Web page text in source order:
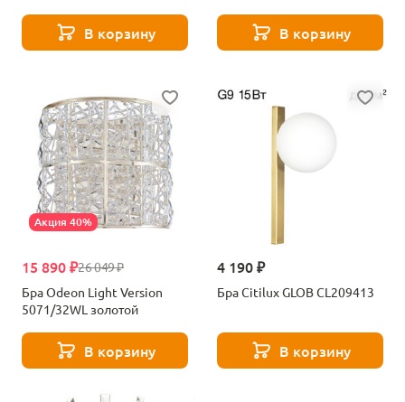
В корзину В корзину
Акция 40%
26 049 ₽
15 890 ₽
Бра Odeon Light Version
5071/32WL золотой
В корзину
4 190 ₽
Бра Citilux GLOB CL209413
В корзину